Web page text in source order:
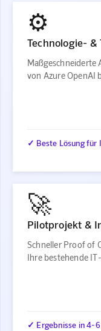
⚙️
Technologie- &
Maßgeschneiderte
von Azure OpenAI
✓ Beste Lösung für
🚀
Pilotprojekt &
Schneller Proof of
Ihre bestehende
✓ Ergebnisse in 4-6